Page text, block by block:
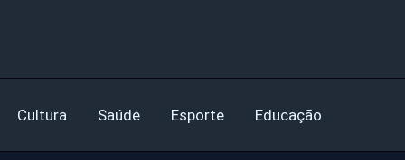
Cultura Saúde Esporte Educação